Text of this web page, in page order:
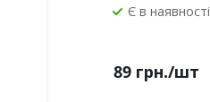
Є в наявності
89 грн./шт